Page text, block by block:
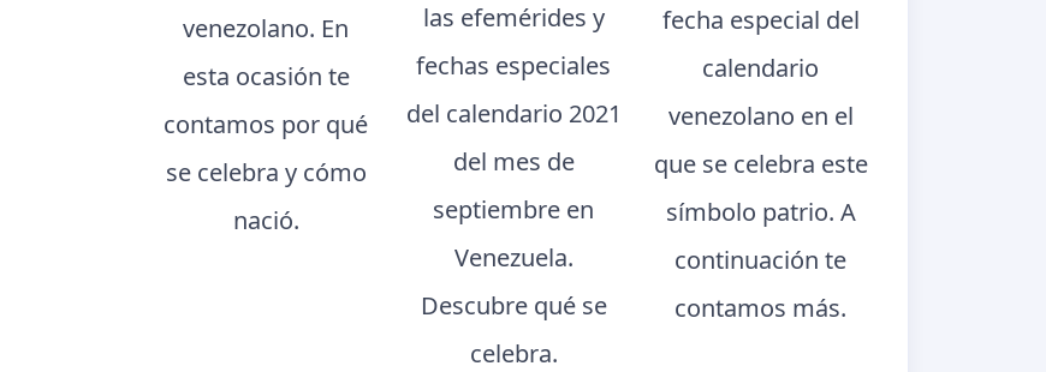
venezolano. En
esta ocasión te
contamos por qué
se celebra y cómo
nació.
las efemérides y
fechas especiales
del calendario 2021
del mes de
septiembre en
Venezuela.
Descubre qué se
celebra.
fecha especial del
calendario
venezolano en el
que se celebra este
símbolo patrio. A
continuación te
contamos más.